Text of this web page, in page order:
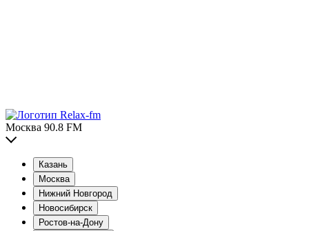
Москва 90.8 FM
Казань
Москва
Нижний Новгород
Новосибирск
Ростов-на-Дону